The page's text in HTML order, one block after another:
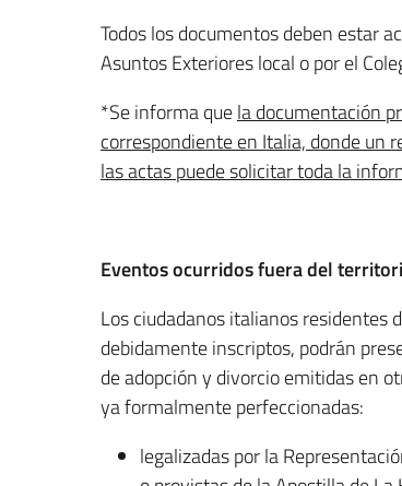
Todos los documentos deben estar
Asuntos Exteriores local o por el
*Se informa quela documentación
correspondiente en Italia, donde un
las actas puede solicitar toda la
Eventos ocurridos fuera del
Los ciudadanos italianos residentes
debidamente inscriptos, podrán
de adopción y divorcio emitidas en
ya formalmente perfeccionadas:
legalizadas por la